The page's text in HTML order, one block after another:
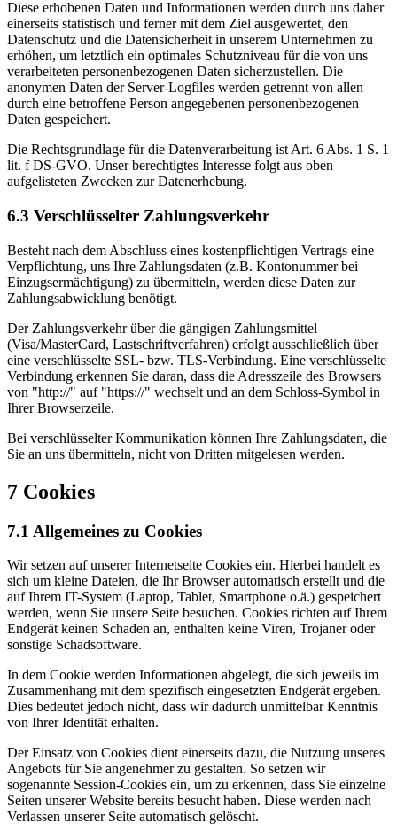
Diese erhobenen Daten und Informationen werden durch uns daher
einerseits statistisch und ferner mit dem Ziel ausgewertet, den
Datenschutz und die Datensicherheit in unserem Unternehmen zu
erhöhen, um letztlich ein optimales Schutzniveau für die von uns
verarbeiteten personenbezogenen Daten sicherzustellen. Die
anonymen Daten der Server-Logfiles werden getrennt von allen
durch eine betroffene Person angegebenen personenbezogenen
Daten gespeichert.
Die Rechtsgrundlage für die Datenverarbeitung ist Art. 6 Abs. 1 S. 1
lit. f DS-GVO. Unser berechtigtes Interesse folgt aus oben
aufgelisteten Zwecken zur Datenerhebung.
6.3 Verschlüsselter Zahlungsverkehr
Besteht nach dem Abschluss eines kostenpflichtigen Vertrags eine
Verpflichtung, uns Ihre Zahlungsdaten (z.B. Kontonummer bei
Einzugsermächtigung) zu übermitteln, werden diese Daten zur
Zahlungsabwicklung benötigt.
Der Zahlungsverkehr über die gängigen Zahlungsmittel
(Visa/MasterCard, Lastschriftverfahren) erfolgt ausschließlich über
eine verschlüsselte SSL- bzw. TLS-Verbindung. Eine verschlüsselte
Verbindung erkennen Sie daran, dass die Adresszeile des Browsers
von "http://" auf "https://" wechselt und an dem Schloss-Symbol in
Ihrer Browserzeile.
Bei verschlüsselter Kommunikation können Ihre Zahlungsdaten, die
Sie an uns übermitteln, nicht von Dritten mitgelesen werden.
7 Cookies
7.1 Allgemeines zu Cookies
Wir setzen auf unserer Internetseite Cookies ein. Hierbei handelt es
sich um kleine Dateien, die Ihr Browser automatisch erstellt und die
auf Ihrem IT-System (Laptop, Tablet, Smartphone o.ä.) gespeichert
werden, wenn Sie unsere Seite besuchen. Cookies richten auf Ihrem
Endgerät keinen Schaden an, enthalten keine Viren, Trojaner oder
sonstige Schadsoftware.
In dem Cookie werden Informationen abgelegt, die sich jeweils im
Zusammenhang mit dem spezifisch eingesetzten Endgerät ergeben.
Dies bedeutet jedoch nicht, dass wir dadurch unmittelbar Kenntnis
von Ihrer Identität erhalten.
Der Einsatz von Cookies dient einerseits dazu, die Nutzung unseres
Angebots für Sie angenehmer zu gestalten. So setzen wir
sogenannte Session-Cookies ein, um zu erkennen, dass Sie einzelne
Seiten unserer Website bereits besucht haben. Diese werden nach
Verlassen unserer Seite automatisch gelöscht.